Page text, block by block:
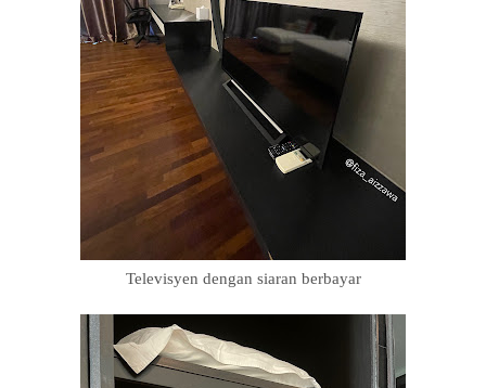
Televisyen dengan siaran berbayar